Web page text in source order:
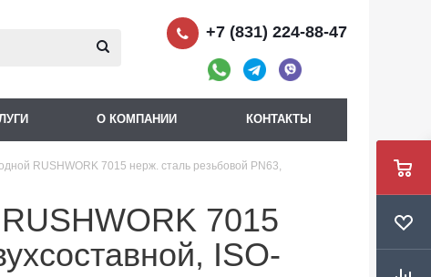
+7 (831) 224-88-47
О КОМПАНИИ КОНТАКТЫ
RUSHWORK 7015 нерж. сталь резьбовой PN63,
7015
ISO-